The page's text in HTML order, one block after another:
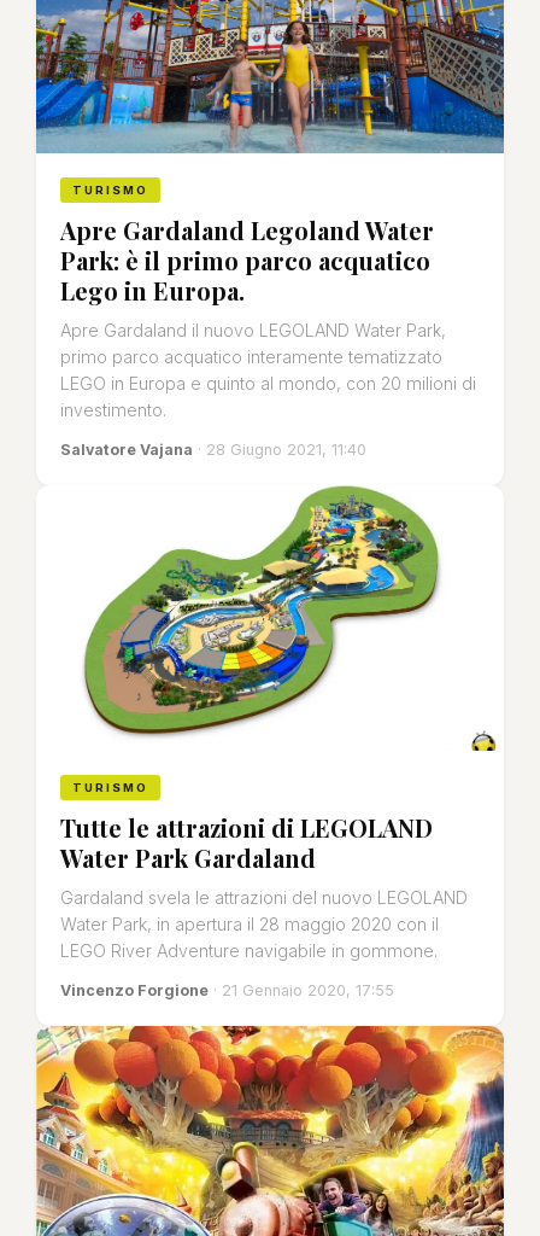
TURISMO
Apre Gardaland Legoland Water
Park: è il primo parco acquatico
Lego in Europa.
Apre Gardaland il nuovo LEGOLAND Water Park,
primo parco acquatico interamente tematizzato
LEGO in Europa e quinto al mondo, con 20 milioni di
investimento.
Salvatore Vajana · 28 Giugno 2021, 11:40
TURISMO
Tutte le attrazioni di LEGOLAND
Water Park Gardaland
Gardaland svela le attrazioni del nuovo LEGOLAND
Water Park, in apertura il 28 maggio 2020 con il
LEGO River Adventure navigabile in gommone.
Vincenzo Forgione · 21 Gennaio 2020, 17:55